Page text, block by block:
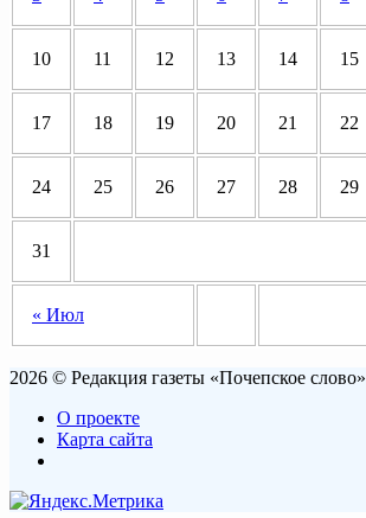
« Июл
10 11 12 13 14 15
17 18 19 20 21 22
24 25 26 27 28 29
31
2026 © Редакция газеты «Почепское слово»
О проекте
Карта сайта